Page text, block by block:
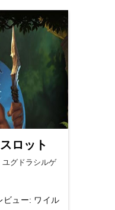
ロット
ユグドラシルゲ
ビュー: ワイル